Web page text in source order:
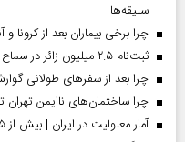
سلیقه‌ها
چرا برخی بیماران بعد از کرونا و
ثبت‌نام ۲.۵ میلیون زائر در سماح | عبور ۱.۷ میلیون نفر از مرز‌های اربعین
چرا بعد از سفرهای طولانی
چرا ساختمان‌های ناایمن